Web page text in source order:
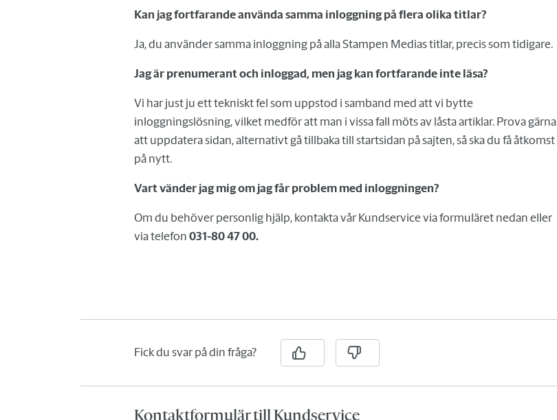
Kan jag fortfarande använda samma inloggning på flera olika titlar?
Ja, du använder samma inloggning på alla Stampen Medias titlar, precis som tidigare.
Jag är prenumerant och inloggad, men jag kan fortfarande inte läsa?
Vi har just ju ett tekniskt fel som uppstod i samband med att vi bytte
inloggningslösning, vilket medför att man i vissa fall möts av låsta artiklar. Prova gärna
att uppdatera sidan, alternativt gå tillbaka till startsidan på sajten, så ska du få åtkomst
på nytt.
Vart vänder jag mig om jag får problem med inloggningen?
Om du behöver personlig hjälp, kontakta vår Kundservice via formuläret nedan eller
via telefon031-80 47 00.
Fick du svar på din fråga?
Kontaktformulär till Kundservice